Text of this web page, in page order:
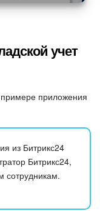
учет
приложения
из Битрикс24
Битрикс24,
сотрудникам.